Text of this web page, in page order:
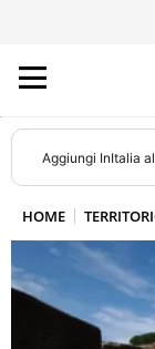
Aggiungi InItalia
HOME